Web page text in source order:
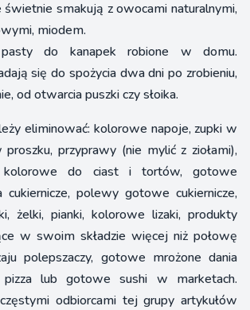
świetnie smakują z owocami naturalnymi,
miodem.
do kanapek robione w domu.
się do spożycia dwa dni po zrobieniu,
od otwarcia puszki czy słoika.
eliminować: kolorowe napoje, zupki w
przyprawy (nie mylić z ziołami),
kolorowe do ciast i tortów, gotowe
cukiernicze, polewy gotowe cukiernicze,
żelki, pianki, kolorowe lizaki, produkty
w swoim składzie więcej niż połowę
polepszaczy, gotowe mrożone dania
lub gotowe sushi w marketach.
odbiorcami tej grupy artykułów